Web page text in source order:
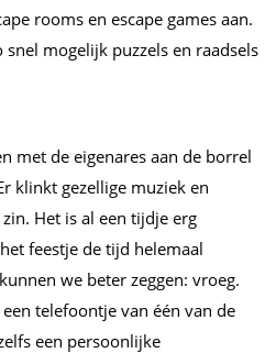
rooms en escape games aan.
mogelijk puzzels en raadsels
met de eigenares aan de borrel
klinkt gezellige muziek en
Het is al een tijdje erg
feestje de tijd helemaal
we beter zeggen: vroeg.
telefoontje van één van de
een persoonlijke